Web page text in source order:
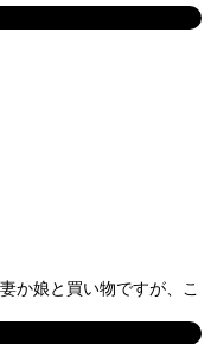
か娘と買い物ですが、こ